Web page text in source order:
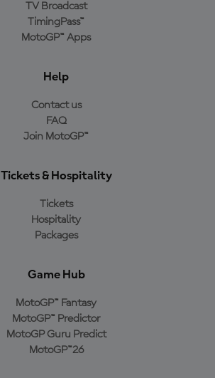
TV Broadcast
TimingPass™
MotoGP™ Apps
Help
Contact us
FAQ
Join MotoGP™
Tickets & Hospitality
Tickets
Hospitality
Packages
Game Hub
MotoGP™ Fantasy
MotoGP™ Predictor
MotoGP Guru Predict
MotoGP™26